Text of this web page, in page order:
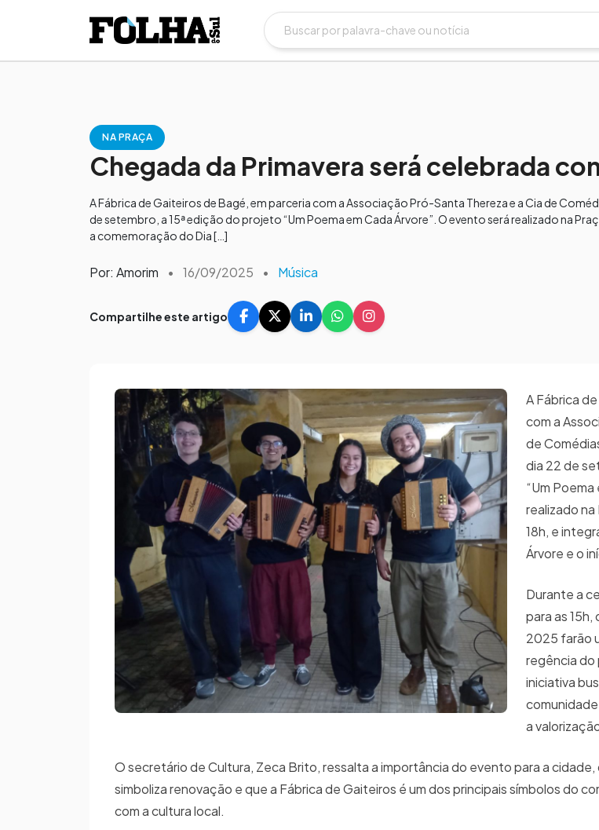
NA PRAÇA
Chegada da Primavera será celebrada
A Fábrica de Gaiteiros de Bagé, em parceria com a Associação Pró-Santa Thereza e a Cia de
de setembro, a 15ª edição do projeto “Um Poema em Cada Árvore”. O evento será realizado na
a comemoração do Dia […]
Por: Amorim • 16/09/2025 • Música
Compartilhe este artigo
A Fábrica
com a
de
dia 22 de
“Um
realizado na
18h, e
Árvore e o
Durante a
para as
2025 farão
regência do
iniciativa
a
O secretário de Cultura, Zeca Brito, ressalta a importância do evento para a
simboliza renovação e que a Fábrica de Gaiteiros é um dos principais símbolos do
com a cultura local.